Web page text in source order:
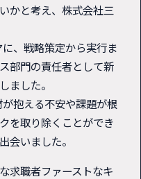
かと考え、株式会社三
、戦略策定から実行ま
部門の責任者として新
ました。
抱える不安や課題が根
を取り除くことができ
会いました。
求職者ファーストなキ